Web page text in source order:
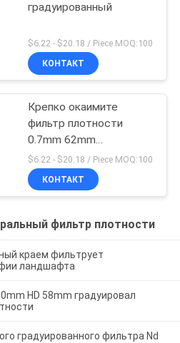
градуированный
$6.22 - $20.18 / Piece MOQ:100
КОНТАКТ
Крепко окаимите
фильтр плотности
0.7mm 62mm
градуированный
нейтральный
$6.22 - $20.18 / Piece MOQ:100
КОНТАКТ
фильтр плотности
краем фильтрует
ландшафта
HD 58mm градуировал
градуированного фильтра Nd